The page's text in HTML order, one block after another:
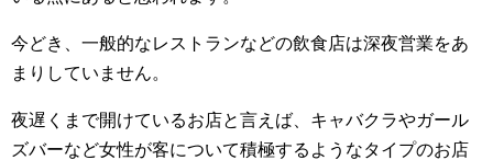
今どき、一般的なレストランなどの飲食店は深夜営業をあ
まりしていません。
夜遅くまで開けているお店と言えば、キャバクラやガール
ズバーなど女性が客について積極するようなタイプのお店